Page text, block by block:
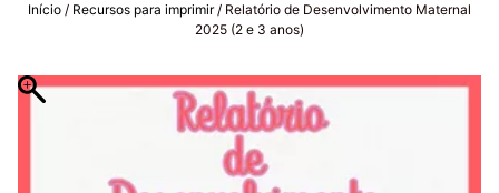
Início / Recursos para imprimir/ Relatório de Desenvolvimento Maternal
2025 (2 e 3 anos)